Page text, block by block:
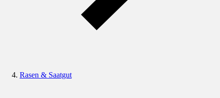
Rasen & Saatgut